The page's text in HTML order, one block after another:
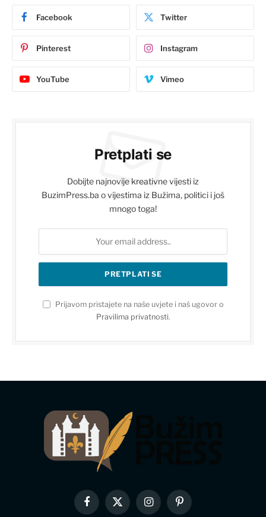
Facebook Twitter
Pinterest Instagram
YouTube Vimeo
Pretplati se
Dobijte najnovije kreativne vijesti iz
BuzimPress.ba o vijestima iz Bužima, politici i još
mnogo toga!
Prijavom pristajete na naše uvjete i naš ugovor o
Pravilima privatnosti.
Facebook
X
InstagramPinterest